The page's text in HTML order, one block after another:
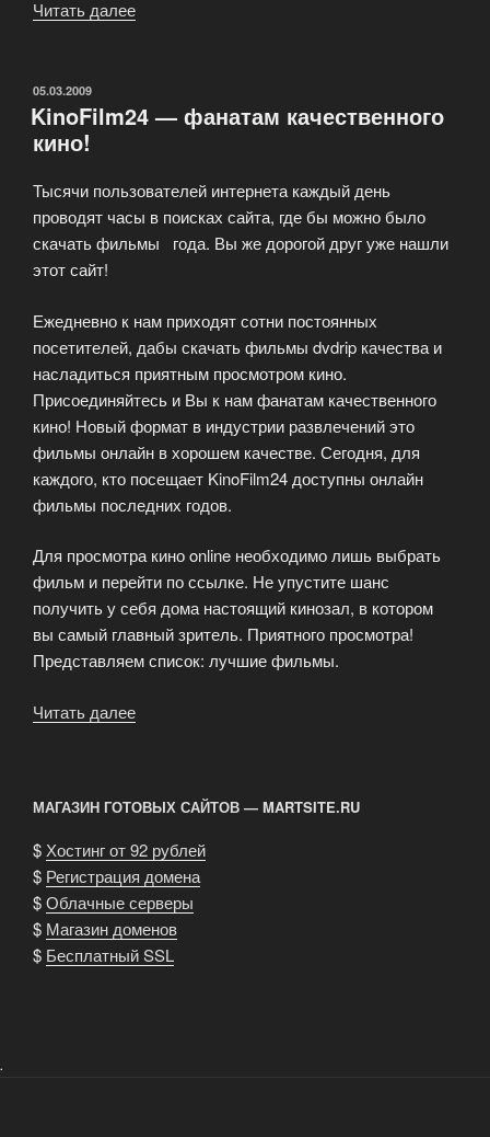
Читать далее
ОПУБЛИКОВАНО
05.03.2009
KinoFilm24 — фанатам качественного
кино!
Тысячи пользователей интернета каждый день
проводят часы в поисках сайта, где бы можно было
скачать фильмы года. Вы же дорогой друг уже нашли
этот сайт!
Ежедневно к нам приходят сотни постоянных
посетителей, дабы скачать фильмы dvdrip качества и
насладиться приятным просмотром кино.
Присоединяйтесь и Вы к нам фанатам качественного
кино! Новый формат в индустрии развлечений это
фильмы онлайн в хорошем качестве. Сегодня, для
каждого, кто посещает KinoFilm24 доступны онлайн
фильмы последних годов.
Для просмотра кино online необходимо лишь выбрать
фильм и перейти по ссылке. Не упустите шанс
получить у себя дома настоящий кинозал, в котором
вы самый главный зритель. Приятного просмотра!
Представляем список: лучшие фильмы.
Читать далее
кино!»
МАГАЗИН ГОТОВЫХ САЙТОВ — MARTSITE.RU
$ Хостинг от 92 рублей
$ Регистрация домена
$Облачные серверы
$ Магазин доменов
$ Бесплатный SSL
.